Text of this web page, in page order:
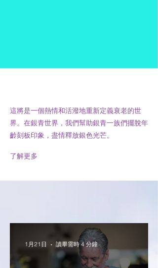
這將是一個熱情和活潑地重新定義衰老的世
界。在銀青世界，我們幫助銀青一族們擺脫年
齡刻板印象，盡情釋放銀色光芒。
了解更多
1月21日 讀畢需時 4 分鐘